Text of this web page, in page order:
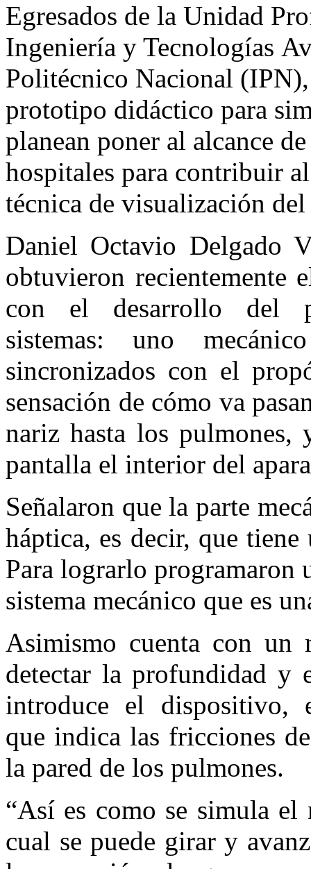
Egresados de la Unidad
Ingeniería y Tecnologías
Politécnico Nacional
prototipo didáctico para
planean poner al alcance
hospitales para contribuir
técnica de visualización
Daniel Octavio Delgado
obtuvieron recientemente
con el desarrollo del
sistemas: uno
sincronizados con el
sensación de cómo va
nariz hasta los pulmones,
pantalla el interior del
Señalaron que la parte
háptica, es decir, que
Para lograrlo programaron
sistema mecánico que es
Asimismo cuenta con un
detectar la profundidad y
introduce el dispositivo,
que indica las fricciones
la pared de los pulmones.
“Así es como se simula
cual se puede girar y